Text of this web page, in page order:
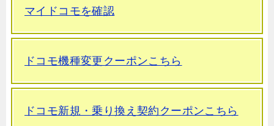
マイドコモを確認
ドコモ機種変更クーポンこちら
ドコモ新規・乗り換え契約クーポンこちら